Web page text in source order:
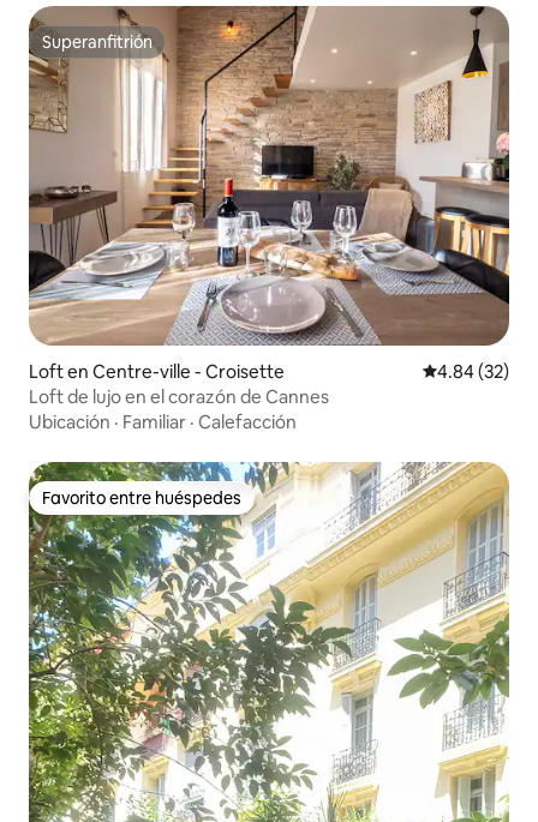
Superanfitrión
Superanfitrión
Loft en Centre-ville - Croisette Calificación
4.84 (32)
Loft de lujo en el corazón de Cannes
Ubicación · Familiar · Calefacción
Favorito entre huéspedes
Favorito entre huéspedes